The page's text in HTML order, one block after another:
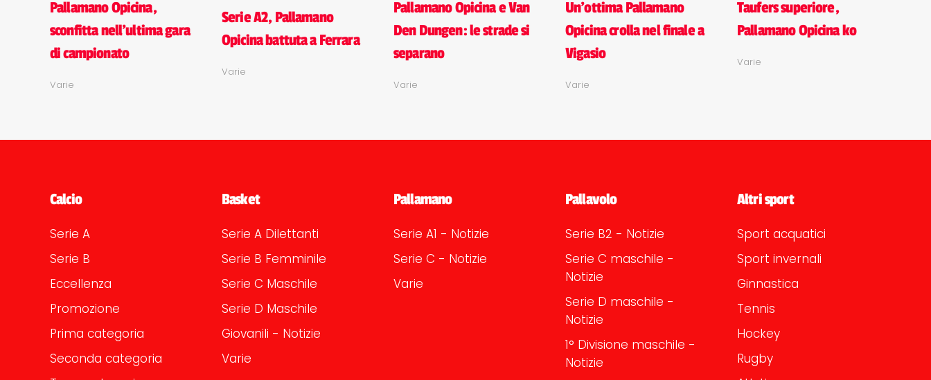
Pallamano Opicina,
sconfitta nell'ultima gara
di campionato
Varie
Serie A2, Pallamano
Opicina battuta a Ferrara
Varie
Pallamano Opicina e Van
Den Dungen: le strade si
separano
Varie
Un'ottima Pallamano
Opicina crolla nel finale a
Vigasio
Varie
Taufers superiore,
Pallamano Opicina ko
Varie
Calcio
Serie A
Serie B
Eccellenza
Promozione
Prima categoria
Seconda categoria
Basket
Serie A Dilettanti
Serie B Femminile
Serie C Maschile
Serie D Maschile
Giovanili - Notizie
Varie
Pallamano
Serie A1 - Notizie
Serie C - Notizie
Varie
Pallavolo
Serie B2 - Notizie
Serie C maschile -
Notizie
Serie D maschile -
Notizie
1° Divisione maschile -
Notizie
Altri sport
Sport acquatici
Sport invernali
Ginnastica
Tennis
Hockey
Rugby